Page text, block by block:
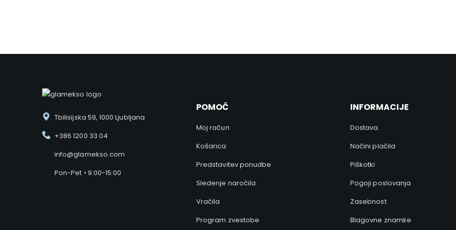
Tbilisijska 59, 1000 Ljubljana
+386 1200 33 04
info@glamekso.com
Pon-Pet • 9:00-15:00
POMOČ
Moj račun
Košarica
Predstavitev ponudbe
Sledenje naročila
Vračila
Program zvestobe
INFORMACIJE
Dostava
Načini plačila
Piškotki
Pogoji poslovanja
Zasebnost
Blagovne znamke